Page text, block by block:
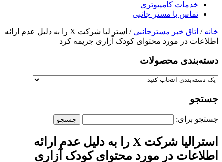
خدمات کامپیوتری
تماس با مستر جانبی
خانه / اتاق خبر مسترجانبی
/ استرالیا شرکت X را به دلیل عدم ارائه
اطلاعات در مورد محتوای کودک آزاری جریمه کرد
دسته‌بندی‌ محصولات
جستجو
جستجو برای:
استرالیا شرکت X را به دلیل عدم ارائه
اطلاعات در مورد محتوای کودک آزاری